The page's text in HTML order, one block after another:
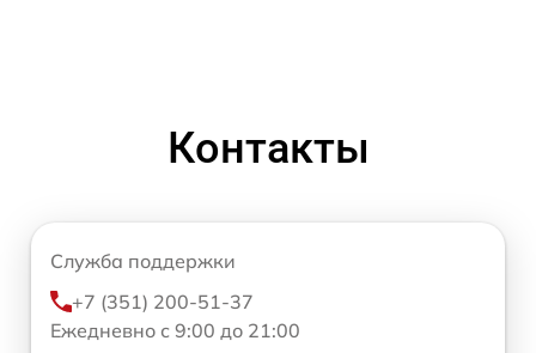
Контакты
Служба поддержки
+7 (351) 200-51-37
Ежедневно с 9:00 до 21:00